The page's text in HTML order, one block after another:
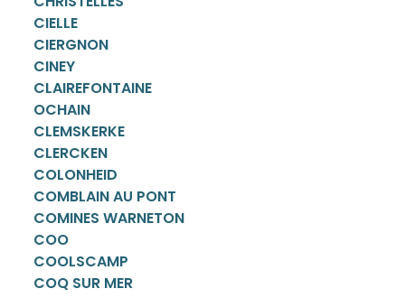
CIELLE
CIERGNON
CINEY
CLAIREFONTAINE
OCHAIN
CLEMSKERKE
CLERCKEN
COLONHEID
COMBLAIN AU PONT
COMINES WARNETON
COO
COOLSCAMP
COQ SUR MER